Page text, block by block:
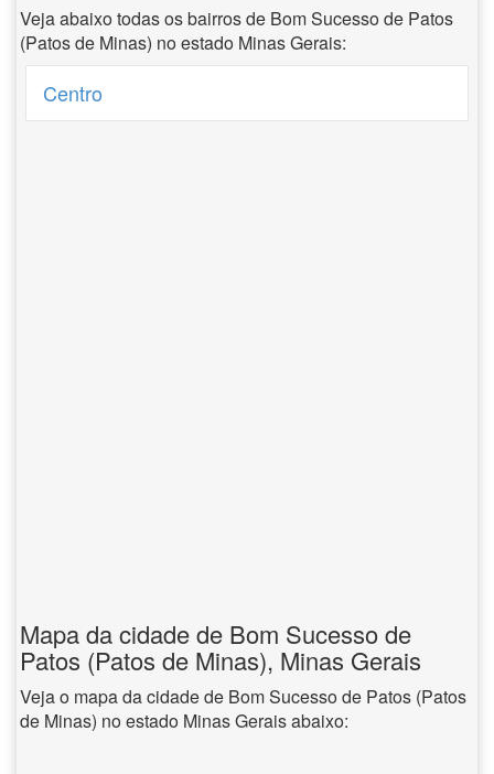
Veja abaixo todas os bairros de Bom Sucesso de Patos
(Patos de Minas) no estado Minas Gerais:
Centro
Mapa da cidade de Bom Sucesso de
Patos (Patos de Minas), Minas Gerais
Veja o mapa da cidade de Bom Sucesso de Patos (Patos
de Minas) no estado Minas Gerais abaixo: